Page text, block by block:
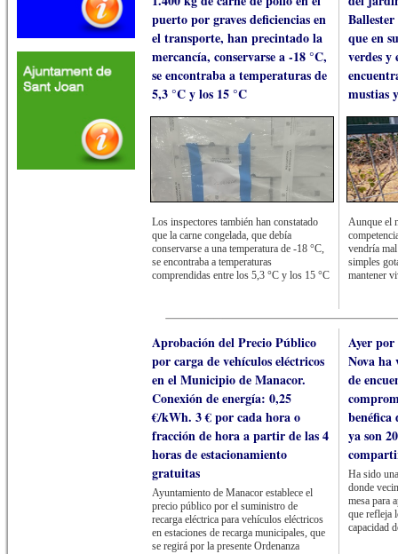
puerto por graves deficiencias en
el transporte, han precintado la
mercancía, conservarse a -18 °C,
se encontraba a temperaturas de
5,3 °C y los 15 °C
Los inspectores también han constatado
que la carne congelada, que debía
conservarse a una temperatura de -18 °C,
se encontraba a temperaturas
comprendidas entre los 5,3 °C y los 15 °C
que en
verdes y
mustias
Aunque el
vendría
simples
mantener
Aprobación del Precio Público
por carga de vehículos eléctricos
en el Municipio de Manacor.
Conexión de energía: 0,25
€/kWh. 3 € por cada hora o
fracción de hora a partir de las 4
horas de estacionamiento
gratuitas
Ayuntamiento de Manacor establece el
precio público por el suministro de
recarga eléctrica para vehículos eléctricos
en estaciones de recarga municipales, que
se regirá por la presente Ordenanza
Ayer por
Nova ha
de
benéfica
ya son
Ha sido
donde
mesa para
que refleja
capacidad